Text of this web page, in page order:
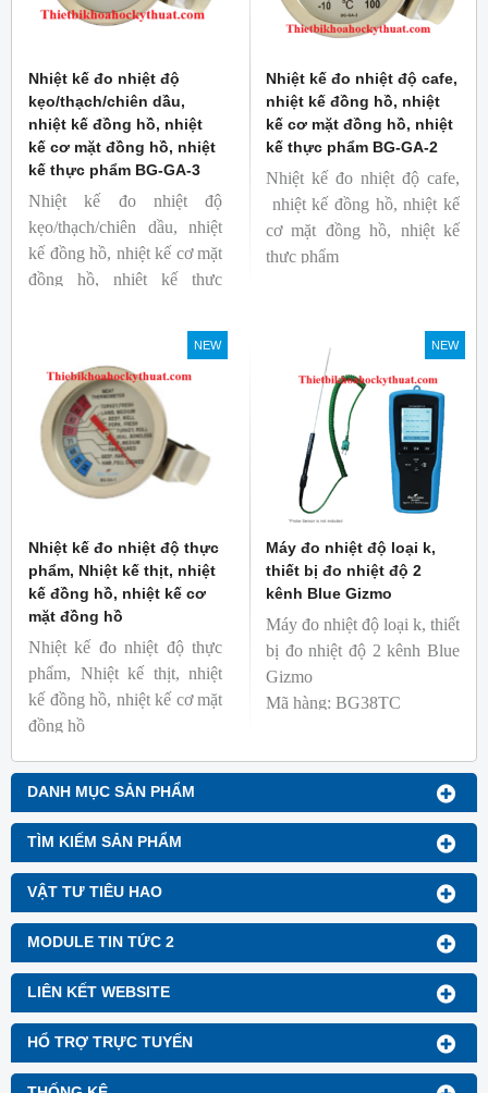
DANH MỤC SẢN PHẨM
TÌM KIẾM SẢN PHẨM
VẬT TƯ TIÊU HAO
MODULE TIN TỨC 2
LIÊN KẾT WEBSITE
HỔ TRỢ TRỰC TUYẾN
Nhiệt kế đo nhiệt độ
kẹo/thạch/chiên dầu,
nhiệt kế đồng hồ, nhiệt
kế cơ mặt đồng hồ, nhiệt
kế thực phẩm BG-GA-3
Nhiệt kế đo nhiệt độ
kẹo/thạch/chiên dầu, nhiệt
kế đồng hồ, nhiệt kế cơ mặt
đồng hồ, nhiệt kế thực
Thương hiệu: Blue Gizmo
Nhiệt kế đo nhiệt độ cafe,
nhiệt kế đồng hồ, nhiệt
kế cơ mặt đồng hồ, nhiệt
kế thực phẩm BG-GA-2
Nhiệt kế đo nhiệt độ cafe,
nhiệt kế đồng hồ, nhiệt kế
cơ mặt đồng hồ, nhiệt kế
thực phẩm
NEW
Nhiệt kế đo nhiệt độ thực
phẩm, Nhiệt kế thịt, nhiệt
kế đồng hồ, nhiệt kế cơ
mặt đồng hồ
Nhiệt kế đo nhiệt độ thực
phẩm, Nhiệt kế thịt, nhiệt
kế đồng hồ, nhiệt kế cơ mặt
đồng hồ
Thương hiệu: Blue Gizmo
NEW
Máy đo nhiệt độ loại k,
thiết bị đo nhiệt độ 2
kênh Blue Gizmo
Máy đo nhiệt độ loại k, thiết
bị đo nhiệt độ 2 kênh Blue
Gizmo
Mã hàng: BG38TC